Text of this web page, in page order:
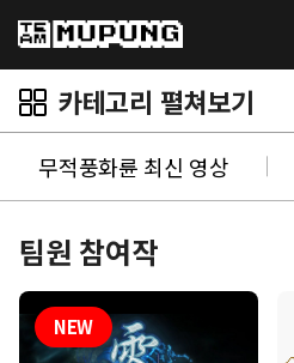
카테고리 펼쳐보기
무적풍화륜 최신 영상
팀원 참여작